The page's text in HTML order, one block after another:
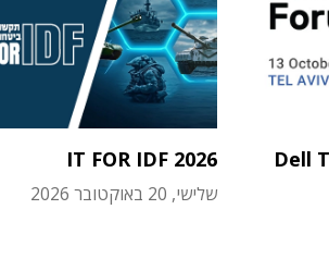
Dell
IT FOR IDF 2026
שלישי, 20 באוקטובר 2026